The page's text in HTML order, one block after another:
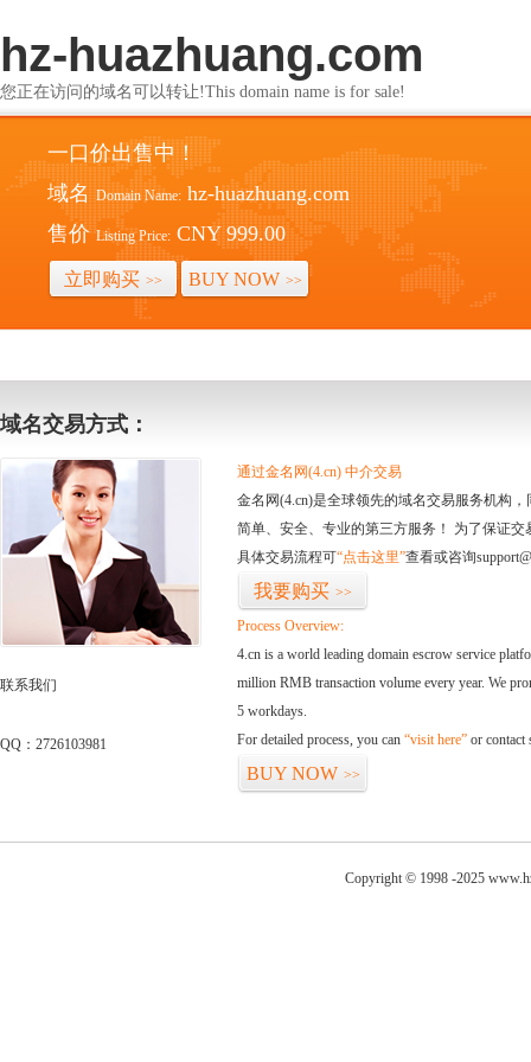
hz-huazhuang.com
您正在访问的域名可以转让!This domain name is for sale!
一口价出售中！
域名 Domain Name: hz-huazhuang.com
售价 Listing Price: CNY 999.00
立即购买 >> BUY NOW >>
域名交易方式：
联系我们
QQ：2726103981
通过金名网(4.cn) 中介交易
金名网(4.cn)是全球领先的域名交易服务机构
简单、安全、专业的第三方服务！ 为了保证
具体交易流程可“点击这里”查看或咨询
我要购买 >>
Process Overview:
4.cn is a world leading domain escrow service
million RMB transaction volume every year. We
5 workdays.
For detailed process, you can “visit here” or contact
BUY NOW >>
Copyright © 1998 -2025